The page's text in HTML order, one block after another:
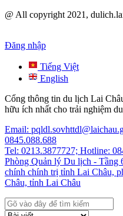
@ All copyright 2021,
Đăng nhập
Tiếng Việt
English
Cổng thông tin du lịch Lai
hữu ích nhất cho trải nghiệm
Email:
0845.088.688
Tel: 0213.3877727; Hotline:
Phòng Quản lý Du lịch - Tầng
chính chính trị tỉnh Lai Châu,
Châu, tỉnh Lai Châu